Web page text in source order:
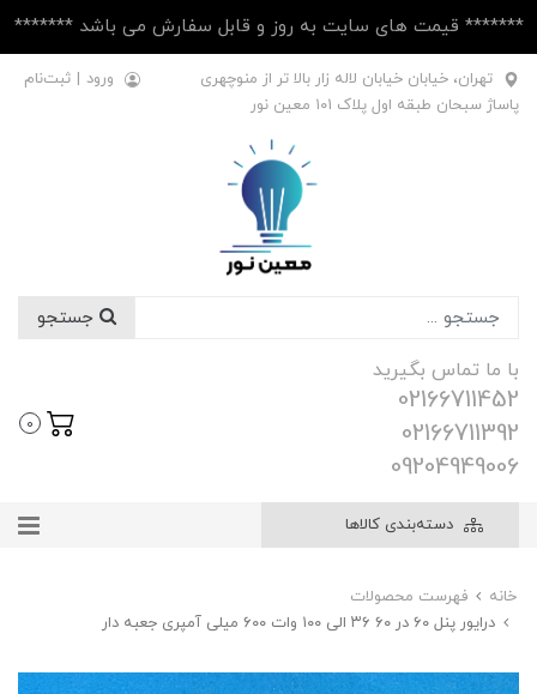
******* قیمت های سایت به روز و قابل سفارش می باشد *******
تهران، خیابان خیابان لاله زار بالا تر از منوچهری
پاساژ سبحان طبقه اول پلاک ۱۰1 معین نور
ورود | ثبت‌نام
با ما تماس بگیرید
02166711452
02166711392
09204949006
0
دسته‌بندی کالاها
خانه
فهرست محصولات
درایور پنل ۶۰ در ۶۰ ۳۶ الی ۱۰۰ وات ۶۰۰ میلی آمپری جعبه دار